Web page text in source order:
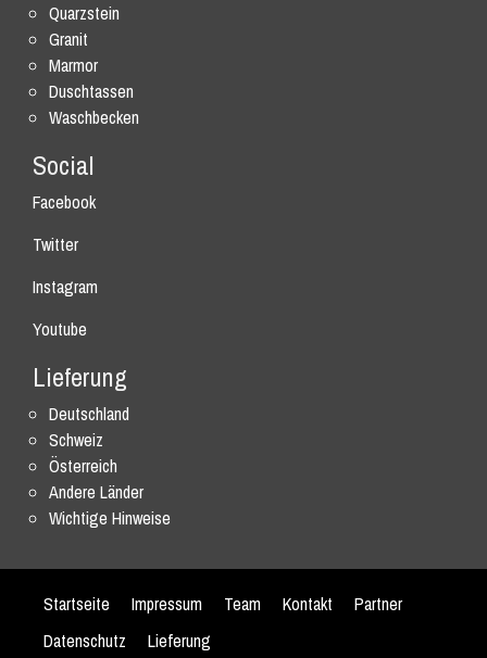
Quarzstein
Granit
Marmor
Duschtassen
Waschbecken
Social
Facebook
Twitter
Instagram
Youtube
Lieferung
Deutschland
Schweiz
Österreich
Andere Länder
Wichtige Hinweise
Startseite Impressum Team Kontakt
Partner
Datenschutz
Lieferung